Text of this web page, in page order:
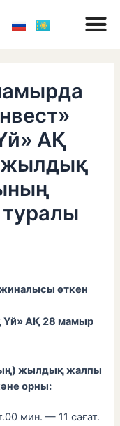
АҚ
жылдық
өткен
Үй» АҚ28 мамыр
жылдық жалпы
орны:
мин. — 11 сағат.